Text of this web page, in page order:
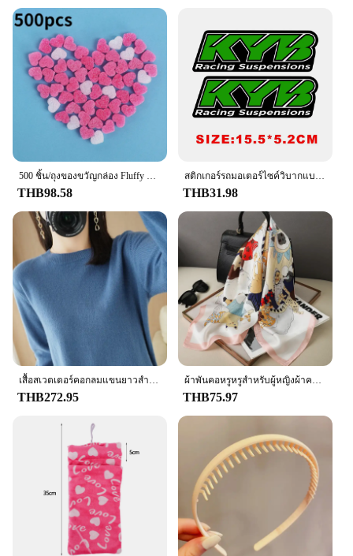
complements any space, making it an unobtrusive
addition to your home or office. The activated
charcoal within the bag is known for its ability to
absorb excess moisture, keeping your belongings
dry and preventing damage. With a set of two bags
included, you can easily tackle moisture issues in
multiple areas, ensuring a consistent dry
environment across your living or working space.
**Tailored for Wholesale and Retail**
As a wholesale or retail vendor, the DampRid
Hanging Bag is an excellent addition to your
product line. Its practicality and ease of use make it
a popular choice among homeowners and
businesses alike. The bags are available in sets,
making them an attractive option for customers
looking to purchase in bulk. The hanging design not
only adds convenience but also ensures that the
bags are easily accessible, making them a valuable
asset for anyone looking to maintain a dry and
healthy environment.
500 ชิ้น/ถุงของขวัญกล่อง Fluffy Slime FILLER ตะกอนดินหัวใจสีชมพู Love ลูกปัดโฟม Strip Slime DIY งานแต่งงานโปรดปรานดอกไม้กล่อง FILLER
THB98.58
สติกเกอร์รถมอเตอร์ไซค์วิบากแบบสะท้อนแสงสติกเกอร์ติดรถ KYB WP Suspension สำหรับ Yamaha Honda Suzuki KTM KAWASAKI Benelli
THB31.98
เสื้อสเวตเตอร์คอกลมแขนยาวสำหรับผู้หญิง, เสื้อสเวตเตอร์คอกลมเสื้อสเวตเตอร์ตัวยาวสีพื้นเสื้อสเวตเตอร์ตัวยาวให้ความอบอุ่นสำหรับฤดูใบไม้ร่วงฤดูหนาว
THB272.95
ผ้าพันคอหรูหรูสำหรับผู้หญิงผ้าคลุมไหล่ผ้าไหมผ้าซาตินพิมพ์ลายผ้าพันคอฮิญาบผ้าพันคอหญิงผ้าพันคอสี่เหลี่ยม70*70ซม. ผ้าพันคอสำหรับผู้หญิง2024
THB75.97